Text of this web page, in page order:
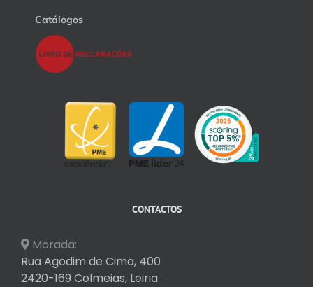
Catálogos
CONTACTOS
Morada:
Rua Agodim de Cima, 400
2420-169 Colmeias, Leiria